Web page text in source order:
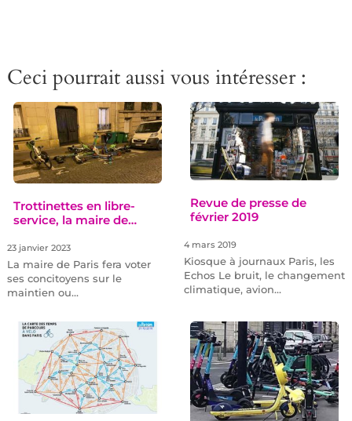
Ceci pourrait aussi vous intéresser :
Trottinettes en libre-
service, la maire de…
23 janvier 2023
La maire de Paris fera voter
ses concitoyens sur le
maintien ou…
Revue de presse de
février 2019
4 mars 2019
Kiosque à journaux Paris, les
Echos Le bruit, le changement
climatique, avion…